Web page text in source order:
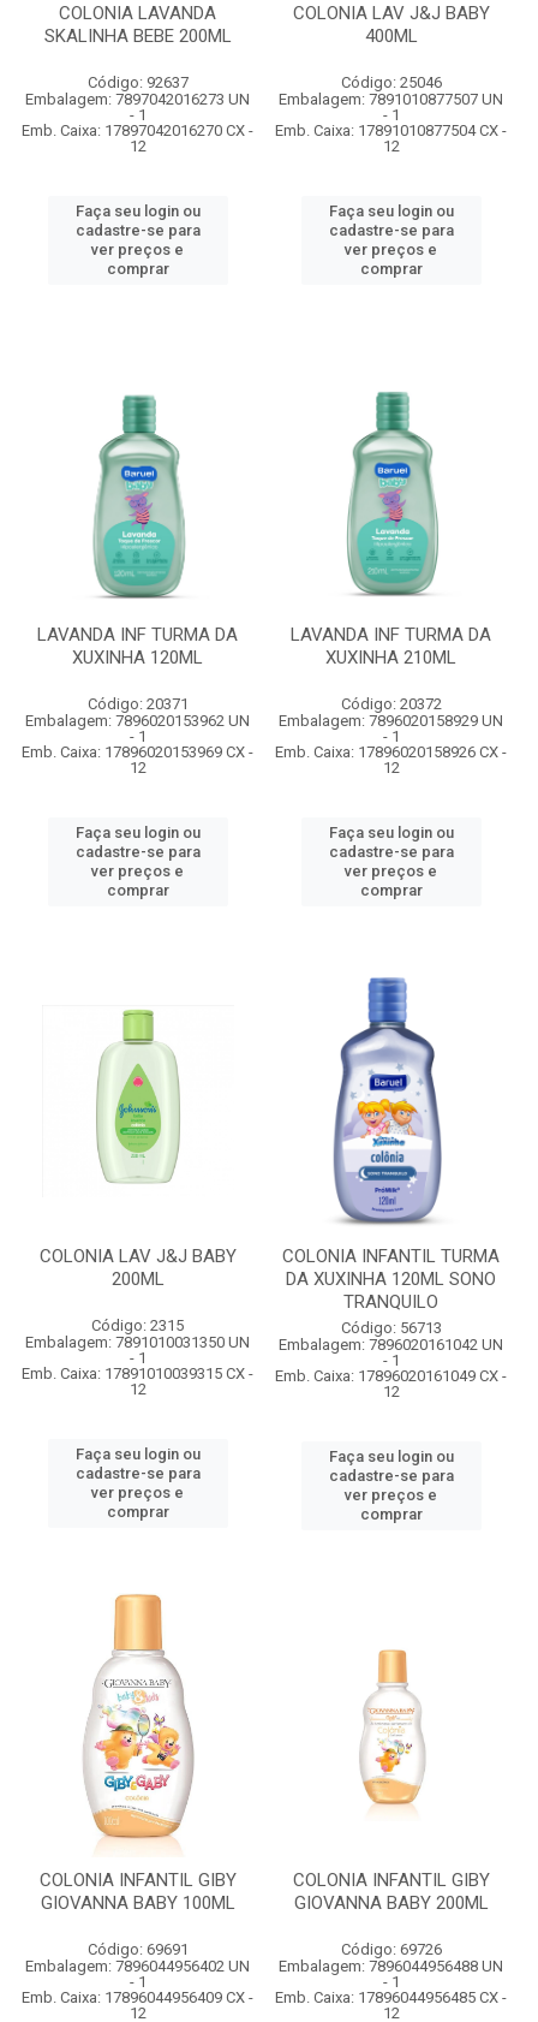
COLONIA LAVANDA
SKALINHA BEBE 200ML
Código: 92637
Embalagem: 7897042016273 UN
- 1
Emb. Caixa: 17897042016270 CX -
12
Faça seu login ou
cadastre-se para
ver preços e
comprar
COLONIA LAV J&J BABY
400ML
Código: 25046
Embalagem: 7891010877507 UN
- 1
Emb. Caixa: 17891010877504 CX -
12
Faça seu login ou
cadastre-se para
ver preços e
comprar
LAVANDA INF TURMA DA
XUXINHA 120ML
Código: 20371
Embalagem: 7896020153962 UN
- 1
Emb. Caixa: 17896020153969 CX -
12
Faça seu login ou
cadastre-se para
ver preços e
comprar
LAVANDA INF TURMA DA
XUXINHA 210ML
Código: 20372
Embalagem: 7896020158929 UN
- 1
Emb. Caixa: 17896020158926 CX -
12
Faça seu login ou
cadastre-se para
ver preços e
comprar
COLONIA LAV J&J BABY
200ML
Código: 2315
Embalagem: 7891010031350 UN
- 1
Emb. Caixa: 17891010039315 CX -
12
Faça seu login ou
cadastre-se para
ver preços e
comprar
COLONIA INFANTIL TURMA
DA XUXINHA 120ML SONO
TRANQUILO
Código: 56713
Embalagem: 7896020161042 UN
- 1
Emb. Caixa: 17896020161049 CX -
12
Faça seu login ou
cadastre-se para
ver preços e
comprar
COLONIA INFANTIL GIBY
GIOVANNA BABY 100ML
Código: 69691
Embalagem: 7896044956402 UN
- 1
Emb. Caixa: 17896044956409 CX -
12
COLONIA INFANTIL GIBY
GIOVANNA BABY 200ML
Código: 69726
Embalagem: 7896044956488 UN
- 1
Emb. Caixa: 17896044956485 CX -
12